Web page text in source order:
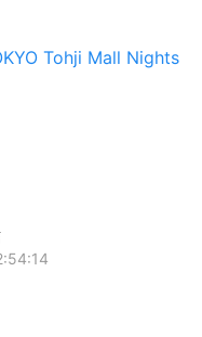
Tohji Mall Nights